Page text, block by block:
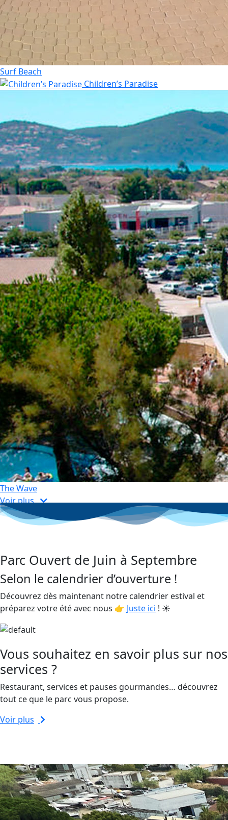
Surf Beach
Children’s Paradise
The Wave
Voir plus
Parc Ouvert de Juin à Septembre
Selon le calendrier d’ouverture !
Découvrez dès maintenant notre calendrier estival et
préparez votre été avec nous 👉 Juste ici ! ☀️
Vous souhaitez en savoir plus sur nos
services ?
Restaurant, services et pauses gourmandes… découvrez
tout ce que le parc vous propose.
Voir plus